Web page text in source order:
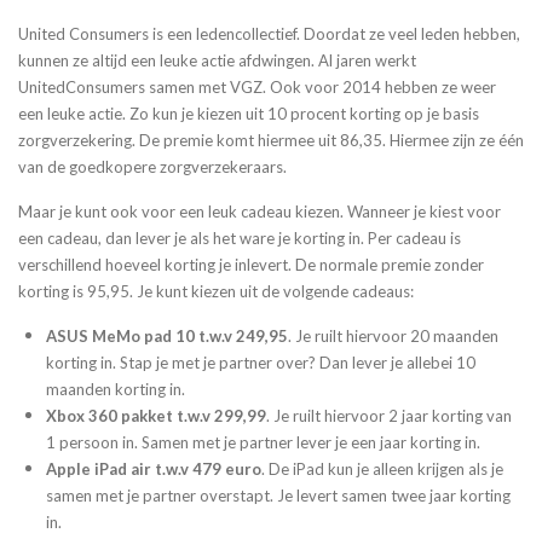
United Consumers is een ledencollectief. Doordat ze veel leden hebben,
kunnen ze altijd een leuke actie afdwingen. Al jaren werkt
UnitedConsumers samen met VGZ. Ook voor 2014 hebben ze weer
een leuke actie. Zo kun je kiezen uit 10 procent korting op je basis
zorgverzekering. De premie komt hiermee uit 86,35. Hiermee zijn ze één
van de goedkopere zorgverzekeraars.
Maar je kunt ook voor een leuk cadeau kiezen. Wanneer je kiest voor
een cadeau, dan lever je als het ware je korting in. Per cadeau is
verschillend hoeveel korting je inlevert. De normale premie zonder
korting is 95,95. Je kunt kiezen uit de volgende cadeaus:
ASUS MeMo pad 10 t.w.v 249,95. Je ruilt hiervoor 20 maanden
korting in. Stap je met je partner over? Dan lever je allebei 10
maanden korting in.
Xbox 360 pakket t.w.v 299,99. Je ruilt hiervoor 2 jaar korting van
1 persoon in. Samen met je partner lever je een jaar korting in.
Apple iPad air t.w.v 479 euro. De iPad kun je alleen krijgen als je
samen met je partner overstapt. Je levert samen twee jaar korting
in.